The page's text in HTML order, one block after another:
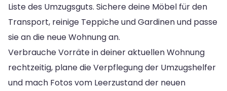
Liste des Umzugsguts. Sichere deine Möbel für den
Transport, reinige Teppiche und Gardinen und passe
sie an die neue Wohnung an.
Verbrauche Vorräte in deiner aktuellen Wohnung
rechtzeitig, plane die Verpflegung der Umzugshelfer
und mach Fotos vom Leerzustand der neuen